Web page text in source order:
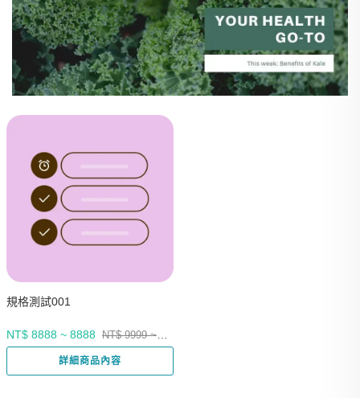
規格測試001
NT$ 8888 ~ 8888
NT$ 9999 ~
9999
詳細商品內容